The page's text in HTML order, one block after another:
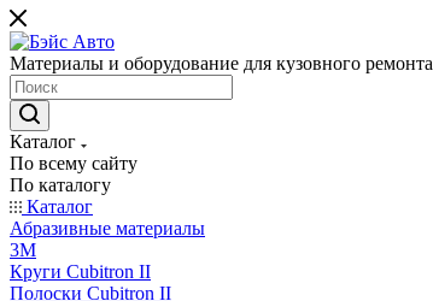
Материалы и оборудование для кузовного ремонта
Каталог
По всему сайту
По каталогу
Каталог
Абразивные материалы
3M
Круги Cubitron II
Полоски Cubitron II